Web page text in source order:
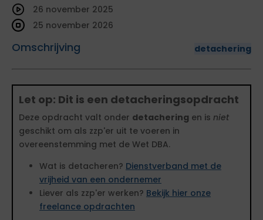
Omschrijving detachering
26 november 2025
25 november 2026
Let op: Dit is een detacheringsopdracht
Deze opdracht valt onder detachering en is niet
geschikt om als zzp'er uit te voeren in
overeenstemming met de Wet DBA.
Wat is detacheren? Dienstverband met de
vrijheid van een ondernemer
Liever als zzp'er werken? Bekijk hier onze
freelance opdrachten